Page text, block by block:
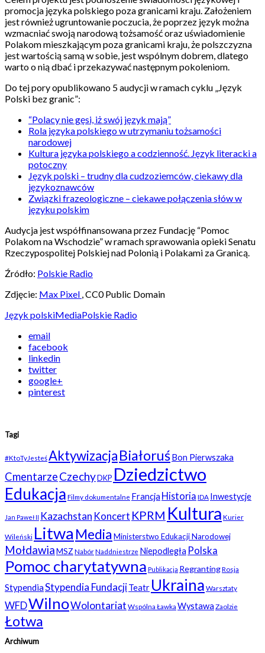
promocja języka polskiego poza granicami kraju. Założeniem
jest również ugruntowanie poczucia, że poprzez język można
wzmacniać swoją narodową tożsamość oraz uświadomienie
Polakom mieszkającym poza granicami kraju, że polszczyzna
jest wartością samą w sobie, jest wspólnym dobrem, dlatego
warto o nią dbać i przekazywać następnym pokoleniom.
Do tej pory opublikowano 5 audycji w ramach cyklu „Język
Polski bez granic”:
“Polacy nie gęsi, iż swój język mają”
Rola języka polskiego w utrzymaniu tożsamości
narodowej
Kultura języka polskiego a codzienność. Język literacki a
potoczny
Język polski – trudny dla cudzoziemców, ciekawy dla
językoznawców
Związki frazeologiczne – ciekawe połączenia słów w
języku polskim
Audycja jest współfinansowana przez Fundację “Pomoc
Polakom na Wschodzie” w ramach sprawowania opieki Senatu
Rzeczypospolitej Polskiej nad Polonią i Polakami za Granicą.
Źródło: Polskie Radio
Zdjęcie: Max Pixel , CC0 Public Domain
Język polskiMediaPolskie Radio
email
facebook
linkedin
twitter
google+
pinterest
Tagi
#KtoTyJesteśAktywizacjaBiałoruśBon Pierwszaka
CmentarzeCzechyDKP Dziedzictwo
Edukacja Filmy dokumentalne Francja Historia IDA Inwestycje
Jan Paweł II Kazachstan Koncert KPRM Kultura Kurier
Wileński Litwa MediaMinisterstwo Edukacji Narodowej
MołdawiaMSZ NabórNaddniestrze Niepodległa Polska
Pomoc charytatywna Publikacja RegrantingRosja
StypendiaStypendia FundacjiTeatr Ukraina Warsztaty
WFDWilnoWolontariat Wspólna Ławka Wystawa Zaolzie
Łotwa
Archiwum